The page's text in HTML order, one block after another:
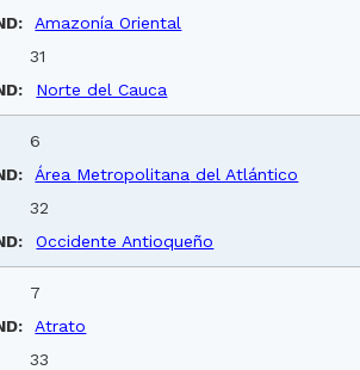
Amazonía Oriental
31
Norte del Cauca
6
Área Metropolitana del Atlántico
32
Occidente Antioqueño
7
Atrato
33